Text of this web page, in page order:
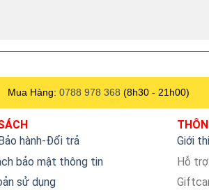
Mua Hàng: 0788 978 368 (8h30 - 21h00)
hành-Đổi trả
bảo mật thông tin
sử dụng
Giới
Hỗ